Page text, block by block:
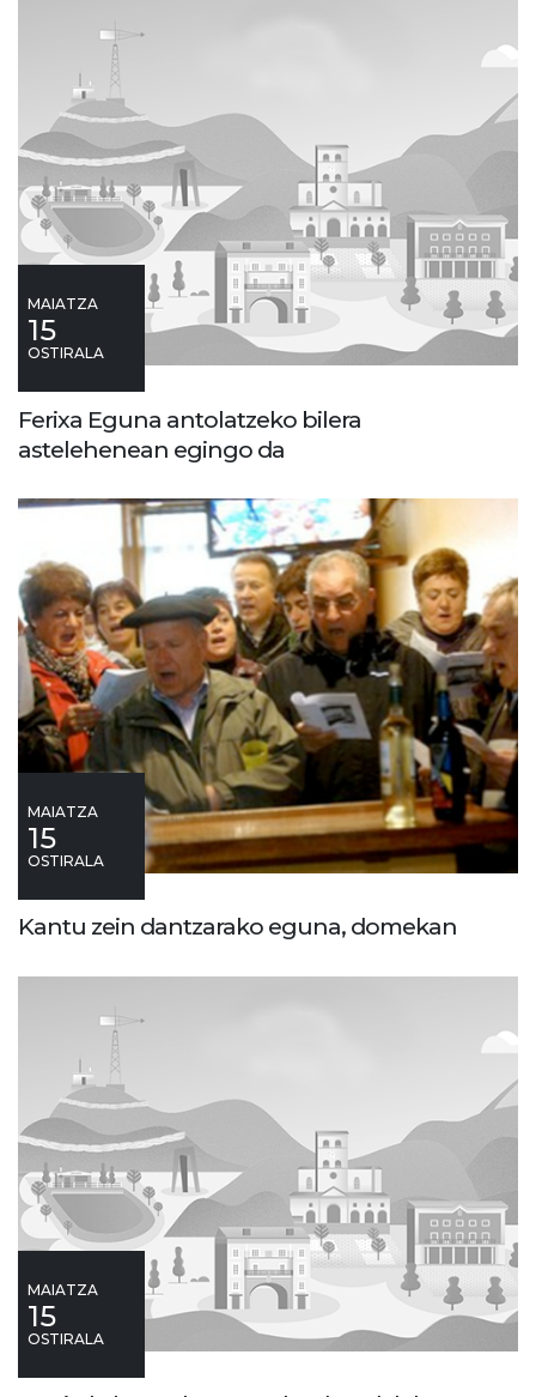
MAIATZA
15
OSTIRALA
Ferixa Eguna antolatzeko bilera
astelehenean egingo da
MAIATZA
15
OSTIRALA
Kantu zein dantzarako eguna, domekan
MAIATZA
15
OSTIRALA